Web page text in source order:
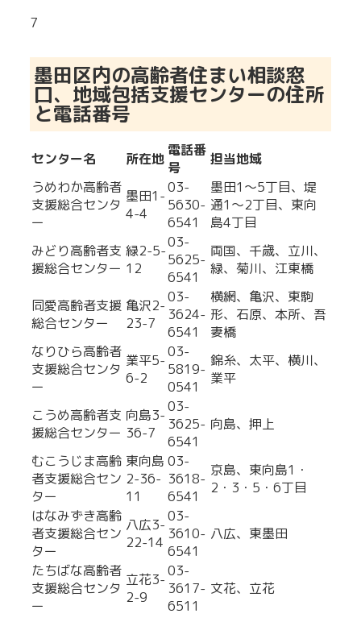
7
墨田区内の高齢者住まい相談窓
口、地域包括支援センターの住所
と電話番号
センター名 所在地 電話番
号
担当地域
うめわか高齢者
支援総合センタ
ー
墨田1-
4-4
03-
5630-
6541
墨田1～5丁目、堤
通1～2丁目、東向
島4丁目
みどり高齢者支
援総合センター
緑2-5-
12
03-
5625-
6541
両国、千歳、立川、
緑、菊川、江東橋
同愛高齢者支援
総合センター
亀沢2-
23-7
03-
3624-
6541
横網、亀沢、東駒
形、石原、本所、吾
妻橋
なりひら高齢者
支援総合センタ
ー
業平5-
6-2
03-
5819-
0541
錦糸、太平、横川、
業平
こうめ高齢者支
援総合センター
向島3-
36-7
03-
3625-
6541
向島、押上
むこうじま高齢
者支援総合セン
ター
東向島
2-36-
11
03-
3618-
6541
京島、東向島1・
2・3・5・6丁目
はなみずき高齢
者支援総合セン
ター
八広3-
22-14
03-
3610-
6541
八広、東墨田
たちばな高齢者
支援総合センタ
ー
立花3-
2-9
03-
3617-
6511
文花、立花